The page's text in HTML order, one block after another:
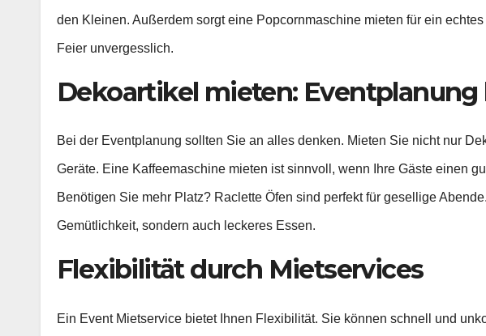
den Kleinen. Außerdem sorgt eine Popcornmaschine mieten für ein
Feier unvergesslich.
Dekoartikel mieten:
Bei der Eventplanung sollten Sie an alles denken. Mieten Sie nicht nur
Geräte. Eine Kaffeemaschine mieten ist sinnvoll, wenn Ihre Gäste einen
Benötigen Sie mehr Platz? Raclette Öfen sind perfekt für gesellige
Gemütlichkeit, sondern auch leckeres Essen.
Flexibilität durch Mietservices
Ein Event Mietservice bietet Ihnen Flexibilität. Sie können schnell und